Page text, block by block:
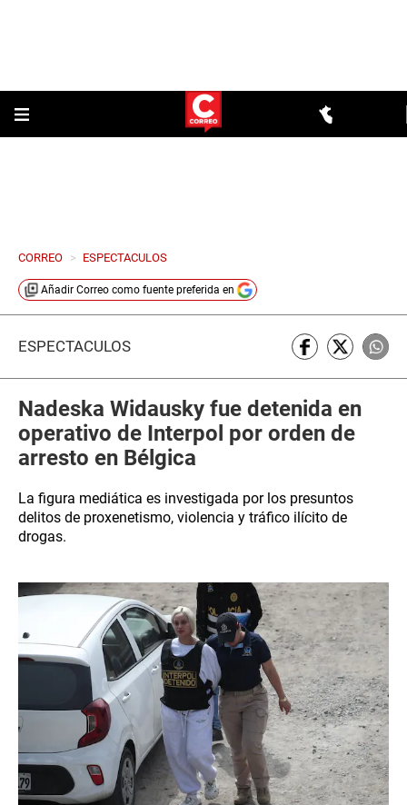
CORREO > ESPECTACULOS
Añadir Correo como fuente preferida en
ESPECTÁCULOS
Nadeska Widausky fue detenida en
operativo de Interpol por orden de
arresto en Bélgica
La figura mediática es investigada por los presuntos
delitos de proxenetismo, violencia y tráfico ilícito de
drogas.